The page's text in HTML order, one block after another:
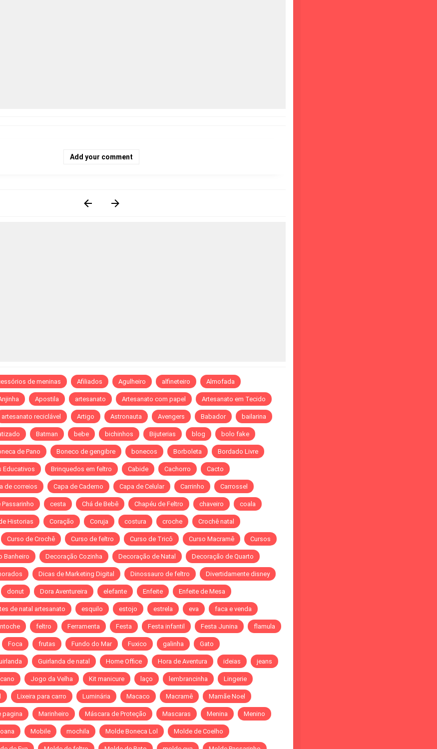
Add your comment
de meninas Afiliados Agulheiro alfineteiro Almofada
Apostila artesanato Artesanato com papel Artesanato em Tecido
artesanato reciclável Artigo Astronauta Avengers Babador bailarina
Batman bebe bichinhos Bijuterias blog bolo fake
de Pano Boneco de gengibre bonecos Borboleta Bordado Livre
Educativos Brinquedos em feltro Cabide Cachorro Cacto
de correios Capa de Caderno Capa de Celular Carrinho Carrossel
Passarinho cesta Chá de Bebê Chapéu de Feltro chaveiro coala
Historias Coração Coruja costura croche Crochê natal
Curso de Crochê Curso de feltro Curso de Tricô Curso Macramê Cursos
Banheiro Decoração Cozinha Decoração de Natal Decoração de Quarto
Dicas de Marketing Digital Dinossauro de feltro Divertidamente disney
donut Dora Aventureira elefante Enfeite Enfeite de Mesa
de natal artesanato esquilo estojo estrela eva faca e venda
feltro Ferramenta Festa Festa infantil Festa Junina flamula
Foca frutas Fundo do Mar Fuxico galinha Gato
Guirlanda de natal Home Office Hora de Aventura ideias jeans
Jogo da Velha Kit manicure laço lembrancinha Lingerie
Lixeira para carro Luminária Macaco Macramê Mamãe Noel
pagina Marinheiro Máscara de Proteção Mascaras Menina Menino
Mobile mochila Molde Boneca Lol Molde de Coelho